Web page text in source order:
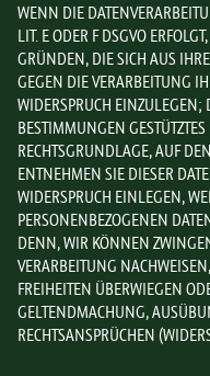
WENN DIE
LIT. E ODER F DSGVO
GRÜNDEN, DIE SICH AUS
GEGEN DIE VERARBEITUNG
WIDERSPRUCH EINZULEGEN;
BESTIMMUNGEN
RECHTSGRUNDLAGE, AUF
ENTNEHMEN SIE DIESER
WIDERSPRUCH EINLEGEN,
PERSONENBEZOGENEN
DENN, WIR KÖNNEN
VERARBEITUNG
FREIHEITEN ÜBERWIEGEN
GELTENDMACHUNG,
RECHTSANSPRÜCHEN